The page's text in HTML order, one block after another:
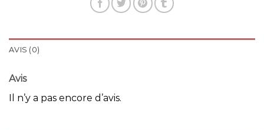
AVIS (0)
Avis
Il n’y a pas encore d’avis.